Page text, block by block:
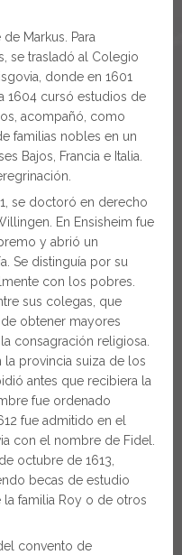
Markus. Para
se trasladó al Colegio
donde en 1601
1604 cursó estudios de
acompañó, como
familias nobles en un
Bajos, Francia e Italia.
se doctoró en derecho
En Ensisheim fue
y abrió un
Se distinguía por su
con los pobres.
sus colegas, que
obtener mayores
consagración religiosa.
la provincia suiza de los
antes que recibiera la
fue ordenado
fue admitido en el
con el nombre de Fidel.
octubre de 1613,
becas de estudio
familia Roy o de otros
convento de